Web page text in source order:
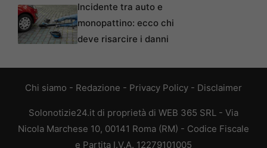
Incidente tra auto e
monopattino: ecco chi
deve risarcire i danni
Chi siamo - Redazione - Privacy Policy - Disclaimer
Solonotizie24.it di proprietà di WEB 365 SRL - Via
Nicola Marchese 10, 00141 Roma (RM) - Codice Fiscale
e Partita I.V.A. 12279101005